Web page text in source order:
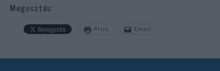
Megosztás:
Print Email